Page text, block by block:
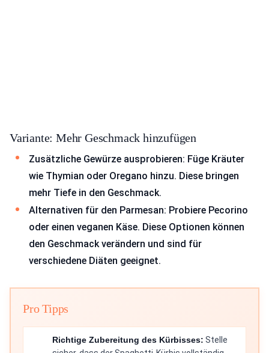
Variante: Mehr Geschmack hinzufügen
Zusätzliche Gewürze ausprobieren: Füge Kräuter
wie Thymian oder Oregano hinzu. Diese bringen
mehr Tiefe in den Geschmack.
Alternativen für den Parmesan: Probiere Pecorino
oder einen veganen Käse. Diese Optionen können
den Geschmack verändern und sind für
verschiedene Diäten geeignet.
Pro Tipps
Richtige Zubereitung des Kürbisses: Stelle